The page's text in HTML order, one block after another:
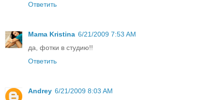
Ответить
Mama Kristina 6/21/2009 7:53 AM
да, фотки в студию!!
Ответить
Andrey 6/21/2009 8:03 AM